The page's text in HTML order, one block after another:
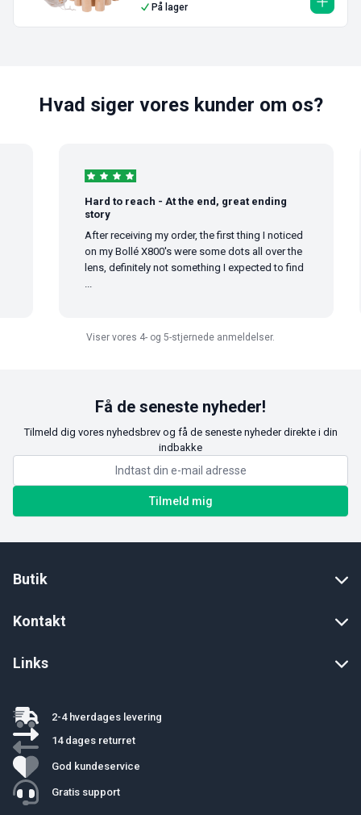
På lager
Hvad siger vores kunder om os?
Hard to reach - At the end, great ending
story
After receiving my order, the first thing I noticed
on my Bollé X800's were some dots all over the
lens, definitely not something I expected to find
Viser vores 4- og 5-stjernede anmeldelser.
Få de seneste nyheder!
Tilmeld dig vores nyhedsbrev og få de seneste nyheder direkte i din
indbakke
Tilmeld mig
Butik
Kontakt
Links
2-4 hverdages levering
14 dages returret
God kundeservice
Gratis support